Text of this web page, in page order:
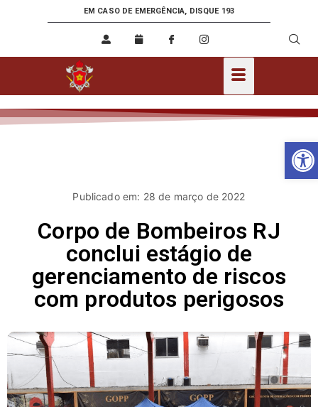
EM CASO DE EMERGÊNCIA, DISQUE 193
Publicado em: 28 de março de 2022
Corpo de Bombeiros RJ
conclui estágio de
gerenciamento de riscos
com produtos perigosos